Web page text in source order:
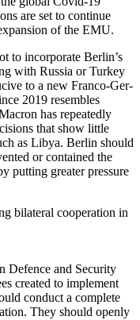
are set to continue
of the EMU.
to in­corporate Berlin’s
with Russia or Turkey
to a new Franco-Ger­
2019 resembles
has repeatedly
that show little
as Libya. Berlin should
or contained the
putting greater pressure
bi­lateral cooperation in
Defence and Security
created to implement
conduct a complete
They should openly